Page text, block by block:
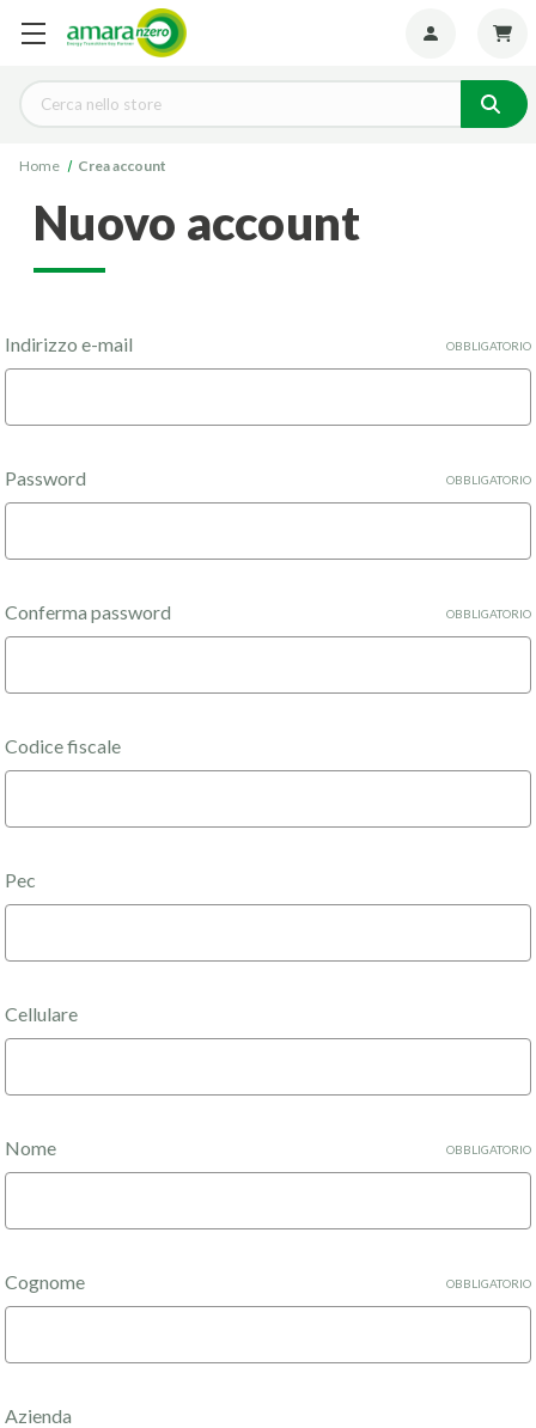
Cerca
Home Crea account
nuovo account
Indirizzo e-mail OBBLIGATORIO
Password OBBLIGATORIO
Conferma password OBBLIGATORIO
Codice fiscale
Pec
Cellulare
Nome OBBLIGATORIO
Cognome OBBLIGATORIO
Azienda